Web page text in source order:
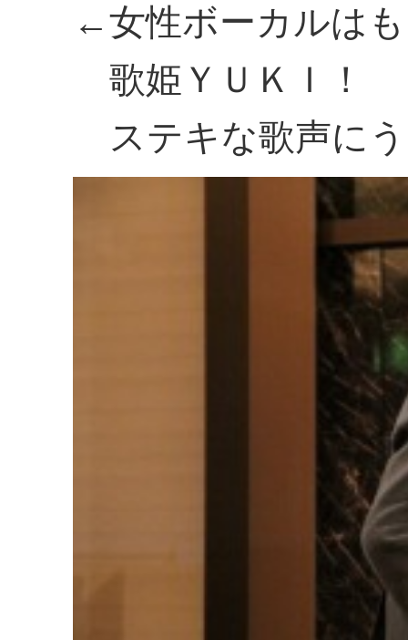
←女性ボーカルは
歌姫ＹＵＫＩ！
ステキな歌声に